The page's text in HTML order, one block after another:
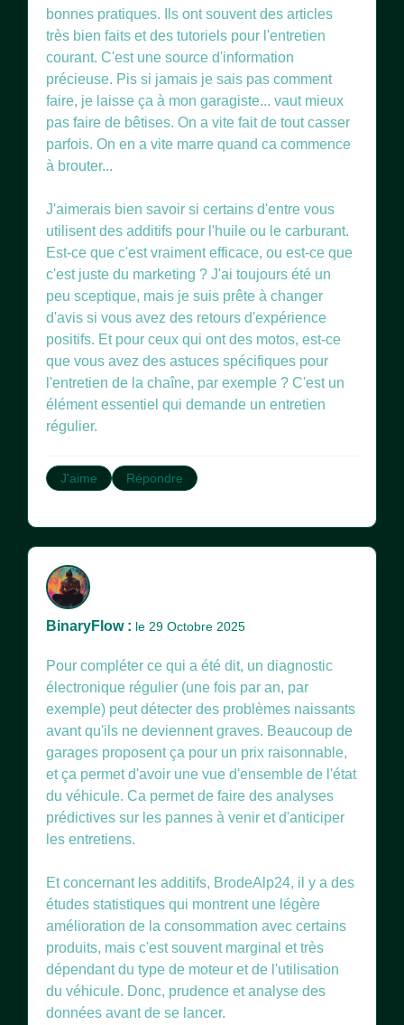
bonnes pratiques. Ils ont souvent des articles
très bien faits et des tutoriels pour l'entretien
courant. C'est une source d'information
précieuse. Pis si jamais je sais pas comment
faire, je laisse ça à mon garagiste... vaut mieux
pas faire de bêtises. On a vite fait de tout casser
parfois. On en a vite marre quand ca commence
à brouter...
J'aimerais bien savoir si certains d'entre vous
utilisent des additifs pour l'huile ou le carburant.
Est-ce que c'est vraiment efficace, ou est-ce que
c'est juste du marketing ? J'ai toujours été un
peu sceptique, mais je suis prête à changer
d'avis si vous avez des retours d'expérience
positifs. Et pour ceux qui ont des motos, est-ce
que vous avez des astuces spécifiques pour
l'entretien de la chaîne, par exemple ? C'est un
élément essentiel qui demande un entretien
régulier.
J'aime Répondre
BinaryFlow : le 29 Octobre 2025
Pour compléter ce qui a été dit, un diagnostic
électronique régulier (une fois par an, par
exemple) peut détecter des problèmes naissants
avant qu'ils ne deviennent graves. Beaucoup de
garages proposent ça pour un prix raisonnable,
et ça permet d'avoir une vue d'ensemble de l'état
du véhicule. Ca permet de faire des analyses
prédictives sur les pannes à venir et d'anticiper
les entretiens.
Et concernant les additifs, BrodeAlp24, il y a des
études statistiques qui montrent une légère
amélioration de la consommation avec certains
produits, mais c'est souvent marginal et très
dépendant du type de moteur et de l'utilisation
du véhicule. Donc, prudence et analyse des
données avant de se lancer.